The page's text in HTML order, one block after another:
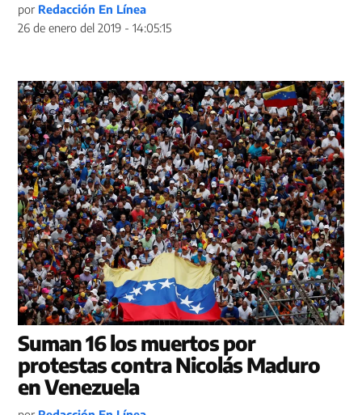
por Redacción En Línea
26 de enero del 2019 - 14:05:15
Suman 16 los muertos por
protestas contra Nicolás Maduro
en Venezuela